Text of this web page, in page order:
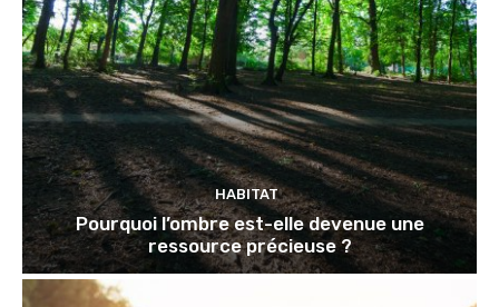
HABITAT
Pourquoi l’ombre est-elle devenue une
ressource précieuse ?